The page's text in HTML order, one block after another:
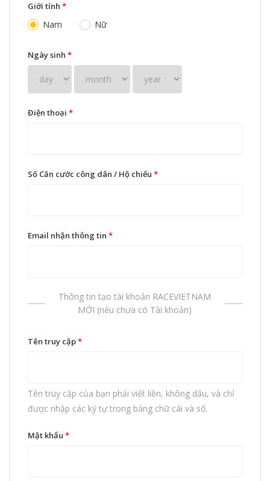
Giới tính *
Nam Nữ
Ngày sinh *
Điện thoại *
Số Căn cước công dân / Hộ chiếu *
Email nhận thông tin *
Thông tin tạo tài khoản RACEVIETNAM
MỚI (nếu chưa có Tài khoản)
Tên truy cập*
Tên truy cập của bạn phải viết liền, không dấu, và chỉ
được nhập các ký tự trong bảng chữ cái và số.
Mật khẩu *